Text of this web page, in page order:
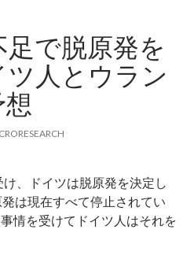
で脱原発を
人とウラン
、ドイツは脱原発を決定し
は現在すべて停止されてい
情を受けてドイツ人はそれを